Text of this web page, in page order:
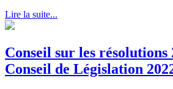
Lire la suite...
Conseil sur les résolutions
Conseil de Législation